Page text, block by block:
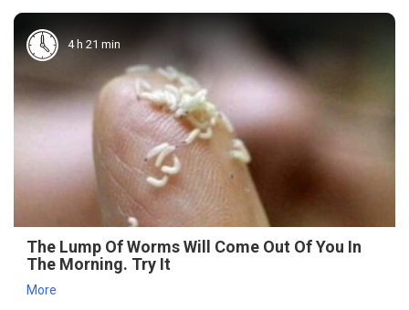
4 h 21 min
The Lump Of Worms Will Come Out Of You In
The Morning. Try It
More